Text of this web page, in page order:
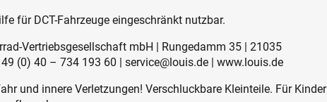
für DCT-Fahrzeuge eingeschränkt nutzbar.
Vertriebsgesellschaft mbH | Rungedamm 35 | 21035
(0) 40 – 734 193 60 | service@louis.de | www.louis.de
und innere Verletzungen! Verschluckbare Kleinteile. Für Kinder